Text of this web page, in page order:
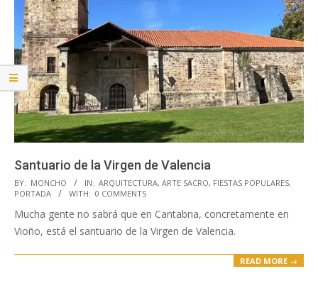
Santuario de la Virgen de Valencia
2024-
11-
05
BY: MONCHO IN: ARQUITECTURA, ARTE SACRO, FIESTAS POPULARES,
PORTADA
WITH: 0 COMMENTS
Mucha gente no sabrá que en Cantabria, concretamente en
Vioño, está el santuario de la Virgen de Valencia.
READ MORE →